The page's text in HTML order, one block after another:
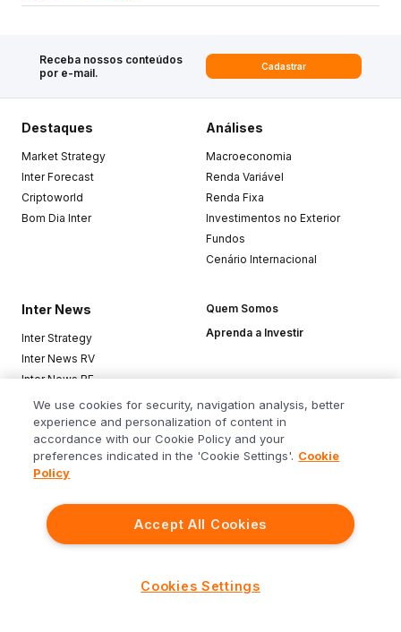
Receba nossos conteúdos
por e-mail.
Cadastrar
Siga o Inter
Destaques
Market Strategy
Inter Forecast
Criptoworld
Bom Dia Inter
Análises
Macroeconomia
Renda Variável
Renda Fixa
Investimentos no Exterior
Fundos
Cenário Internacional
Inter News
Inter Strategy
Inter News RV
Inter News RF
Top Funds
Quem Somos
Aprenda a Investir
Baixe o app
We use cookies for security, navigation analysis, better
experience and personalization of content in
accordance with our Cookie Policy and your
preferences indicated in the 'Cookie Settings'. Cookie
Policy
Accept All Cookies
Cookies Settings